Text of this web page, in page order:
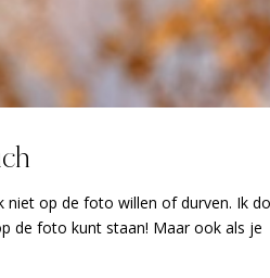
niet op de foto willen of durven. Ik
de foto kunt staan! Maar ook als je